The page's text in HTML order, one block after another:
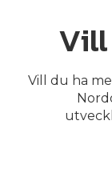
Vill du ha